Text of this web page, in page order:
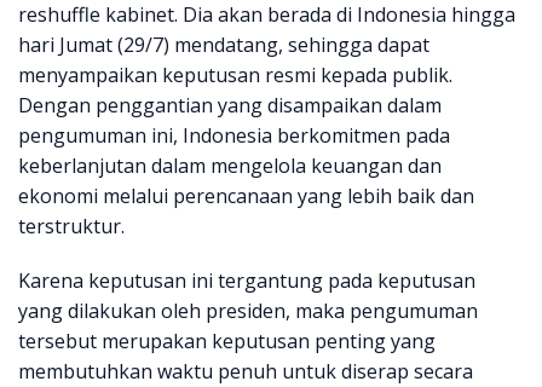
reshuffle kabinet. Dia akan berada di Indonesia hingga
hari Jumat (29/7) mendatang, sehingga dapat
menyampaikan keputusan resmi kepada publik.
Dengan penggantian yang disampaikan dalam
pengumuman ini, Indonesia berkomitmen pada
keberlanjutan dalam mengelola keuangan dan
ekonomi melalui perencanaan yang lebih baik dan
terstruktur.
Karena keputusan ini tergantung pada keputusan
yang dilakukan oleh presiden, maka pengumuman
tersebut merupakan keputusan penting yang
membutuhkan waktu penuh untuk diserap secara